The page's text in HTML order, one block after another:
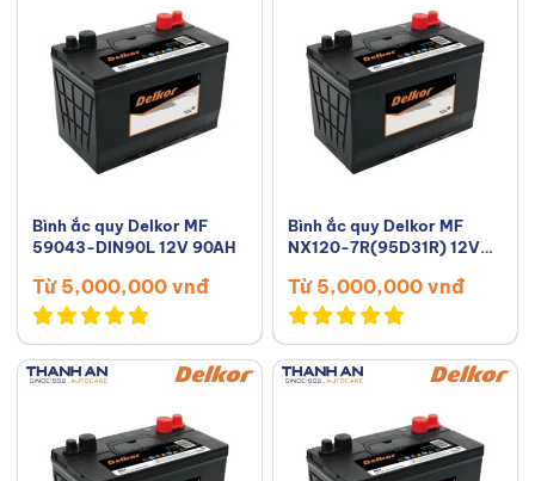
Bình ắc quy Delkor MF
59043-DIN90L 12V 90AH
Từ 5,000,000 vnđ
Bình ắc quy Delkor MF
NX120-7R(95D31R) 12V
Từ 5,000,000 vnđ